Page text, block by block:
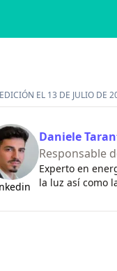
EL 13 DE JULIO DE
Daniele
Responsable
Experto en
la luz así como